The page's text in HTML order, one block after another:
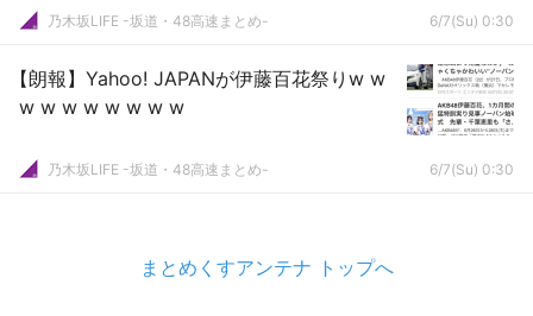
乃木坂LIFE -坂道・48高速まとめ- 6/7(Su) 0:30
【朗報】Yahoo! JAPANが伊藤百花祭りw w
w w w w w w w w
乃木坂LIFE -坂道・48高速まとめ- 6/7(Su) 0:30
まとめくすアンテナ トップへ